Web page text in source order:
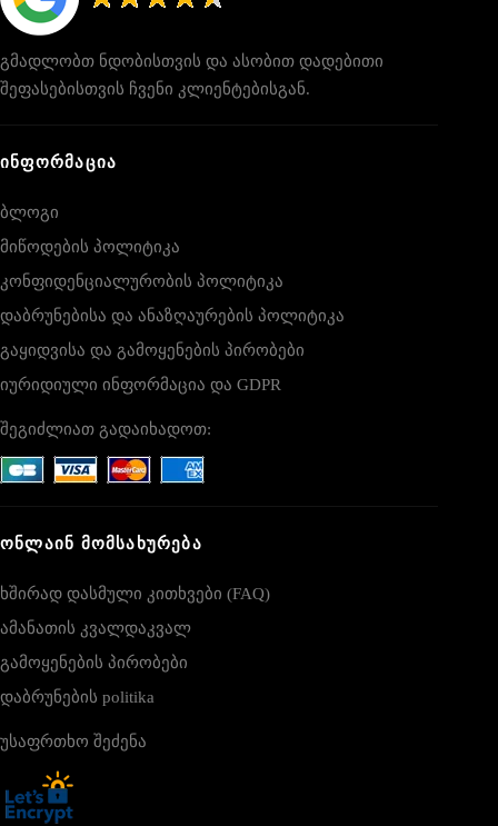
გმადლობთ ნდობისთვის და ასობით დადებითი
შეფასებისთვის ჩვენი კლიენტებისგან.
ᲘᲜᲤᲝᲠᲛᲐᲪᲘᲐ
ბლოგი
მიწოდების პოლიტიკა
კონფიდენციალურობის პოლიტიკა
დაბრუნებისა და ანაზღაურების პოლიტიკა
გაყიდვისა და გამოყენების პირობები
იურიდიული ინფორმაცია და GDPR
შეგიძლიათ გადაიხადოთ:
ᲝᲜᲚᲐᲘᲜ ᲛᲝᲛᲡᲐᲮᲣᲠᲔᲑᲐ
ხშირად დასმული კითხვები (FAQ)
ამანათის კვალდაკვალ
გამოყენების პირობები
დაბრუნების politika
უსაფრთხო შეძენა